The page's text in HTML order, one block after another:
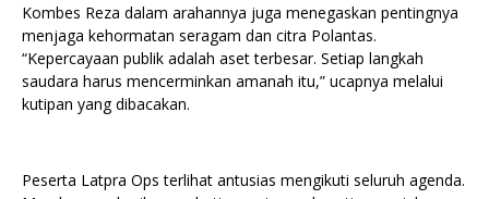
Kombes Reza dalam arahannya juga menegaskan pentingnya
menjaga kehormatan seragam dan citra Polantas.
“Kepercayaan publik adalah aset terbesar. Setiap langkah
saudara harus mencerminkan amanah itu,” ucapnya melalui
kutipan yang dibacakan.
Peserta Latpra Ops terlihat antusias mengikuti seluruh agenda.